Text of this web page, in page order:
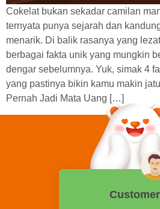
Cokelat bukan sekadar camilan
ternyata punya sejarah dan
menarik. Di balik rasanya yang
berbagai fakta unik yang mungkin
dengar sebelumnya. Yuk, simak 4
yang pastinya bikin kamu makin
Pernah Jadi Mata Uang […]
0858